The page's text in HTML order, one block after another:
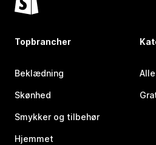
Topbrancher
Beklædning
Skønhed
Smykker og tilbehør
Hjemmet